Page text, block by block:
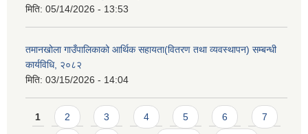
मिति: 05/14/2026 - 13:53
तमानखोला गाउँपालिकाको आर्थिक सहायता(वितरण तथा व्यवस्थापन) सम्बन्धी
कार्यविधि, २०८२
मिति: 03/15/2026 - 14:04
Pages
1 2 3 4 5 6 7